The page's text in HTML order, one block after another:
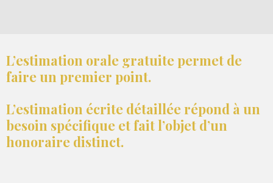
L’estimation orale gratuite permet de
faire un premier point.
L’estimation écrite détaillée répond à un
besoin spécifique et fait l’objet d’un
honoraire distinct.